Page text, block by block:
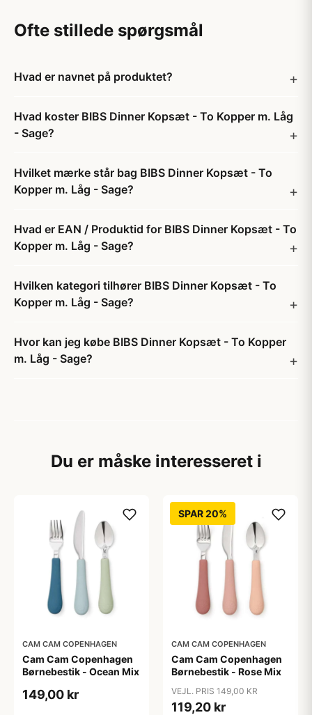
Ofte stillede spørgsmål
Hvad er navnet på produktet?
Hvad koster BIBS Dinner Kopsæt - To Kopper m. Låg
- Sage?
Hvilket mærke står bag BIBS Dinner Kopsæt - To
Kopper m. Låg - Sage?
Hvad er EAN / Produktid for BIBS Dinner Kopsæt - To
Kopper m. Låg - Sage?
Hvilken kategori tilhører BIBS Dinner Kopsæt - To
Kopper m. Låg - Sage?
Hvor kan jeg købe BIBS Dinner Kopsæt - To Kopper
m. Låg - Sage?
Du er måske interesseret i
CAM CAM COPENHAGEN
Cam Cam Copenhagen
Børnebestik - Ocean Mix
149,00 kr
SPAR 20%
CAM CAM COPENHAGEN
Cam Cam Copenhagen
Børnebestik - Rose Mix
VEJL. PRIS 149,00 KR
119,20 kr